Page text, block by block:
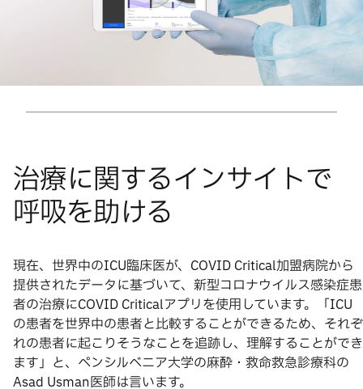
現在、世界中のICU臨床医が、COVID Critical加盟病院から
提供されたデータに基づいて、新型コロナウイルス感染症患
者の治療にCOVID Criticalアプリを使用しています。「ICU
の患者を世界中の患者と比較することができるため、それぞ
れの患者に起こりそうなことを追跡し、理解することができ
ます」と、ペンシルベニア大学の麻酔・救命救急診療科の
Asad Usman医師は言います。